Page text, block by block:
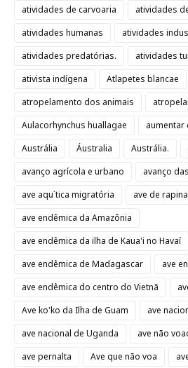
atividades de carvoaria
atividades
atividades humanas
atividades
atividades predatórias.
atividades
ativista indígena
Atlapetes blancae
atropelamento dos animais
Aulacorhynchus huallagae
aumentar
Austrália
Áustralia Austrália.
avanço agrícola e urbano
avanço
ave aqu´tica migratória
ave de rapina
ave endêmica da Amazônia
ave endêmica da ilha de Kaua'i no Havaí
ave endêmica de Madagascar
ave
ave endêmica do centro do Vietnã
Ave ko'ko da Ilha de Guam
ave
ave nacional de Uganda
ave não
ave pernalta
Ave que não voa